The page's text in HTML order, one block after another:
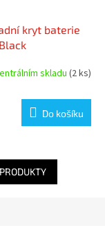
kryt baterie
skladu(2 ks)
Do košíku